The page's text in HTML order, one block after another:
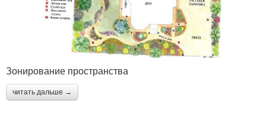
Зонирование пространства
читать дальше →